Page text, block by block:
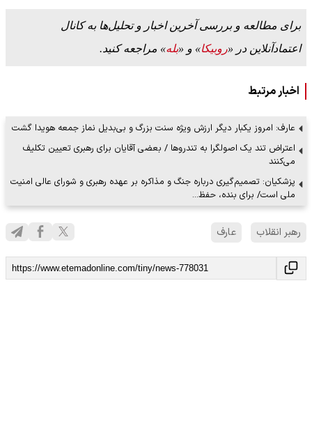
برای مطالعه و بررسی آخرین اخبار و تحلیل‌ها به کانال
اعتمادآنلاین در «روبیکا» و «بله» مراجعه کنید.
اخبار مرتبط
عارف: امروز یکبار دیگر ارزش ویژه سنت بزرگ و بی‌بدیل نماز جمعه هویدا گشت
اعتراض تند یک اصولگرا به تندروها / بعضی آقایان برای رهبری تعیین تکلیف
می‌کنند
پزشکیان: تصمیم‌گیری درباره جنگ و مذاکره بر عهده رهبری و شورای عالی امنیت
ملی است/ برای بنده، حفظ…
رهبر انقلاب عارف